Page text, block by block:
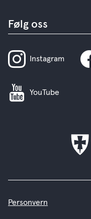
Følg oss
Instagram
YouTube
Personvern